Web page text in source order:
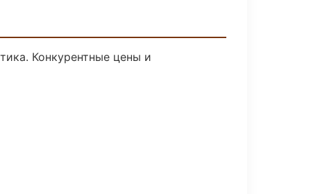
Конкурентные цены и